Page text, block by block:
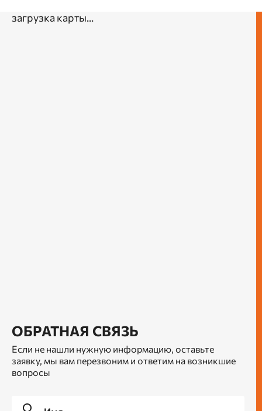
загрузка карты...
ОБРАТНАЯ СВЯЗЬ
Если не нашли нужную информацию, оставьте
заявку, мы вам перезвоним и ответим на возникшие
вопросы